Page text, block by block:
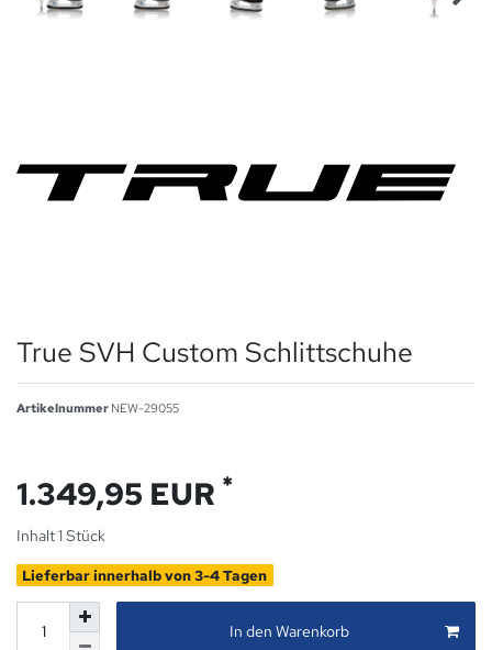
True SVH Custom Schlittschuhe
Artikelnummer NEW-29055
1.349,95 EUR *
Inhalt1Stück
Lieferbar innerhalb von 3-4 Tagen
In den Warenkorb